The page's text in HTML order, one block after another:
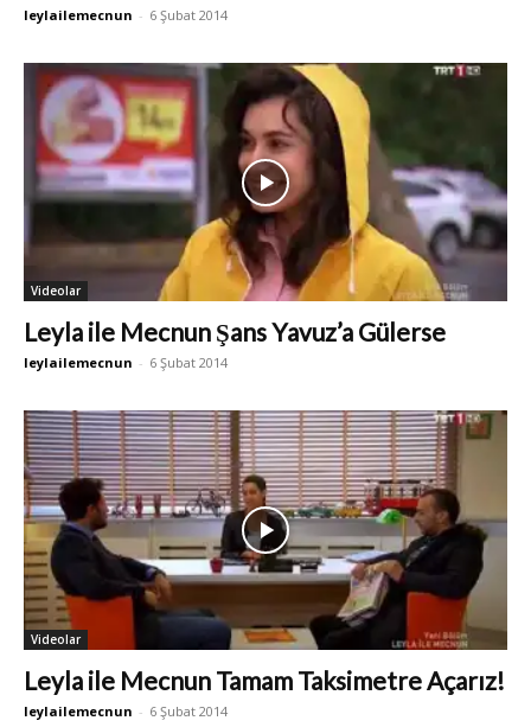
leylailemecnun - 6 Şubat 2014
Videolar
Leyla ile Mecnun Şans Yavuz’a Gülerse
leylailemecnun - 6 Şubat 2014
Videolar
Leyla ile Mecnun Tamam Taksimetre Açarız!
leylailemecnun - 6 Şubat 2014